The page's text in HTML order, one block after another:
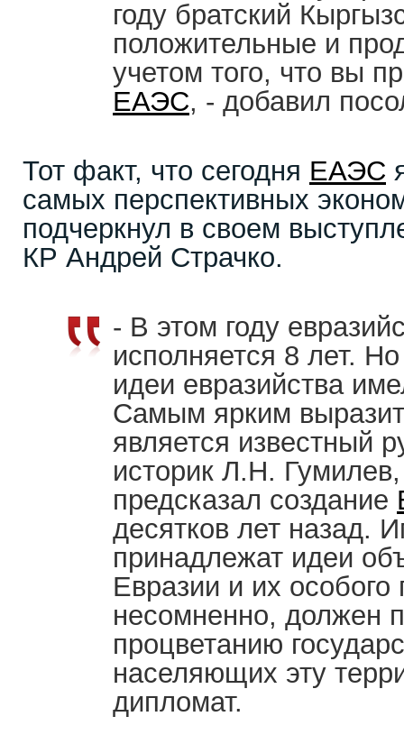
году братский
положительные и
учетом того, что вы
ЕАЭС, - добавил
Тот факт, что сегодня ЕАЭС
самых перспективных
подчеркнул в своем
КР Андрей Страчко.
- В этом году
исполняется 8 лет.
идеи евразийства
Самым ярким
является известный
историк Л.Н.
предсказал создание
десятков лет назад.
принадлежат идеи
Евразии и их особого
несомненно, должен
процветанию
населяющих эту
дипломат.